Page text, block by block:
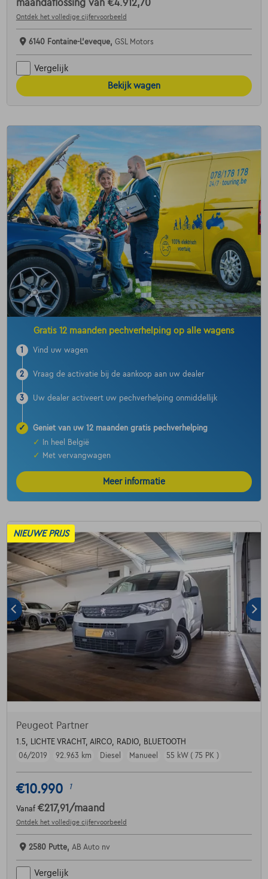
maandaflossing van €4.912,70
Ontdek het volledige cijfervoorbeeld
6140 Fontaine-L'eveque, GSL Motors
Vergelijk
Bekijk wagen
Gratis 12 maanden pechverhelping op alle wagens
1 Vind uw wagen
2 Vraag de activatie bij de aankoop aan uw dealer
3 Uw dealer activeert uw pechverhelping onmiddellijk
✓
Geniet van uw 12 maanden gratis pechverhelping
✓
In heel België
✓
Met vervangwagen
Meer informatie
NIEUWE PRIJS
Peugeot Partner
1.5, LICHTE VRACHT, AIRCO, RADIO, BLUETOOTH
06/2019
92.963 km Diesel Manueel 55 kW ( 75 PK )
€10.990 1
Vanaf €217,91 /maand
Ontdek het volledige cijfervoorbeeld
2580 Putte, AB Auto nv
Vergelijk